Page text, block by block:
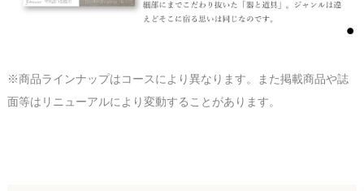
※商品ラインナップはコースにより異なります。また掲載商品や誌
面等はリニューアルにより変動することがあります。